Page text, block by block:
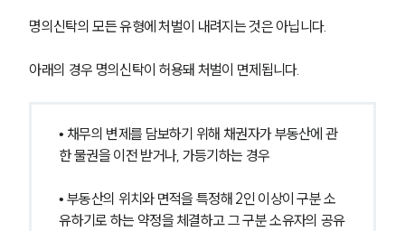
팀소개
오시는 길
글로벌 파트너 로펌
통합검색
AI대륜
명의신탁의 모든 유형에 처벌이 내려지는 것은 아닙니다.
아래의 경우 명의신탁이 허용돼 처벌이 면제됩니다.
• 채무의 변제를 담보하기 위해 채권자가 부동산에 관
한 물권을 이전 받거나, 가등기하는 경우
• 부동산의 위치와 면적을 특정해 2인 이상이 구분 소
유하기로 하는 약정을 체결하고 그 구분 소유자의 공유